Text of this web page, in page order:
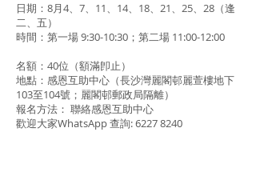
日期：8月4、7、11、14、18、21、25、28（逢
二、五）
時間：第一場 9:30-10:30；第二場 11:00-12:00
名額：40位（額滿卽止）
地點：感恩互助中心（長沙灣麗閣邨麗萱樓地下
103至104號；麗閣邨郵政局隔離）
報名方法： 聯絡感恩互助中心
歡迎大家WhatsApp 查詢:6227 8240